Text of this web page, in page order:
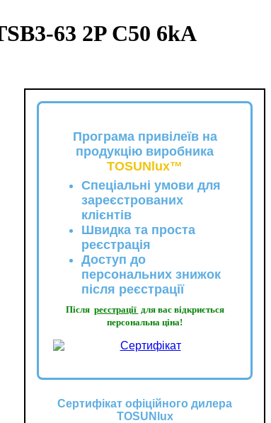
63 2P C50 6kA
Програма привілеїв на
продукцію виробника
TOSUNlux™
Спеціальні умови для
зареєстрованих
клієнтів
Швидка та проста
реєстрація
Доступ до
персональних знижок
після реєстрації
Після реєстрації для вас відкриється
персональна ціна!
Сертифікат офіційного дилера
TOSUNlux